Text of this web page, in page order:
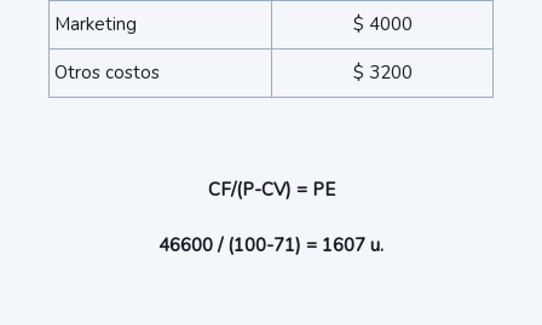
Marketing
$ 4000
Otros costos
$ 3200
CF/(P-CV) = PE
46600 / (100-71) = 1607 u.